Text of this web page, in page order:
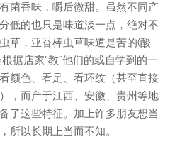
菌香味，嚼后微甜。虽然不同产
低的也只是味道淡一点，绝对不
草，亚香棒虫草味道是苦的(酸
据店家“教”他们的或自学到的一
颜色、看足、看环纹（甚至直接
，而产于江西、安徽、贵州等地
了这些特征。加上许多朋友想当
所以长期上当而不知。